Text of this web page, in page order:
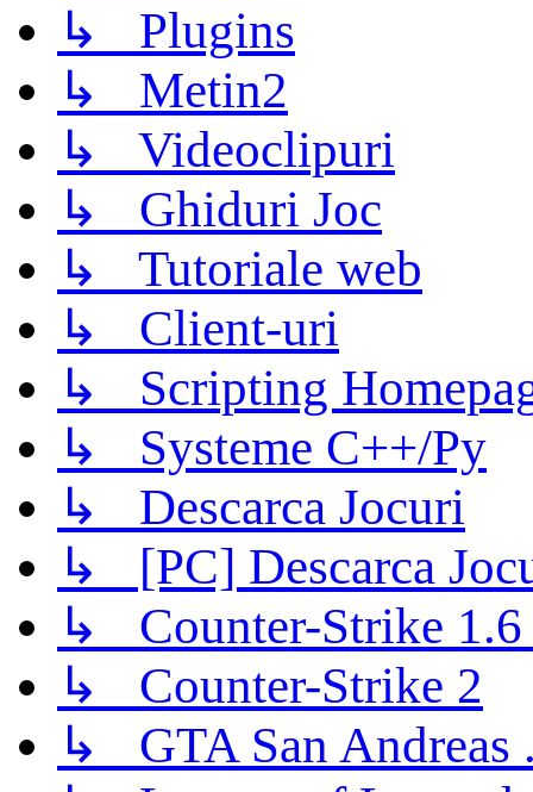
↳ Plugins
↳ Metin2
↳ Videoclipuri
↳ Ghiduri Joc
↳ Tutoriale web
↳ Client-uri
↳ Scripting
↳ Systeme C++/Py
↳ Descarca Jocuri
↳ [PC] Descarca
↳ Counter-Strike 1.6
↳ Counter-Strike 2
↳ GTA San Andreas